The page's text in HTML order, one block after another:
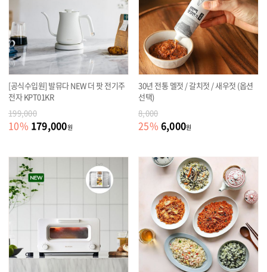
[공식수입원] 발뮤다 NEW 더 팟 전기주
전자 KPT01KR
199,000
10% 179,000원
30년 전통 멜젓 / 갈치젓 / 새우젓 (옵션
선택)
8,000
25% 6,000원